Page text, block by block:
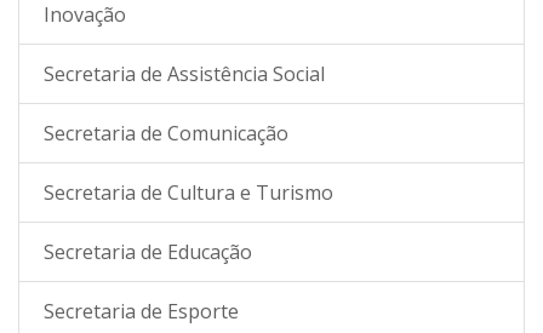
Inovação
Secretaria de Assistência Social
Secretaria de Comunicação
Secretaria de Cultura e Turismo
Secretaria de Educação
Secretaria de Esporte